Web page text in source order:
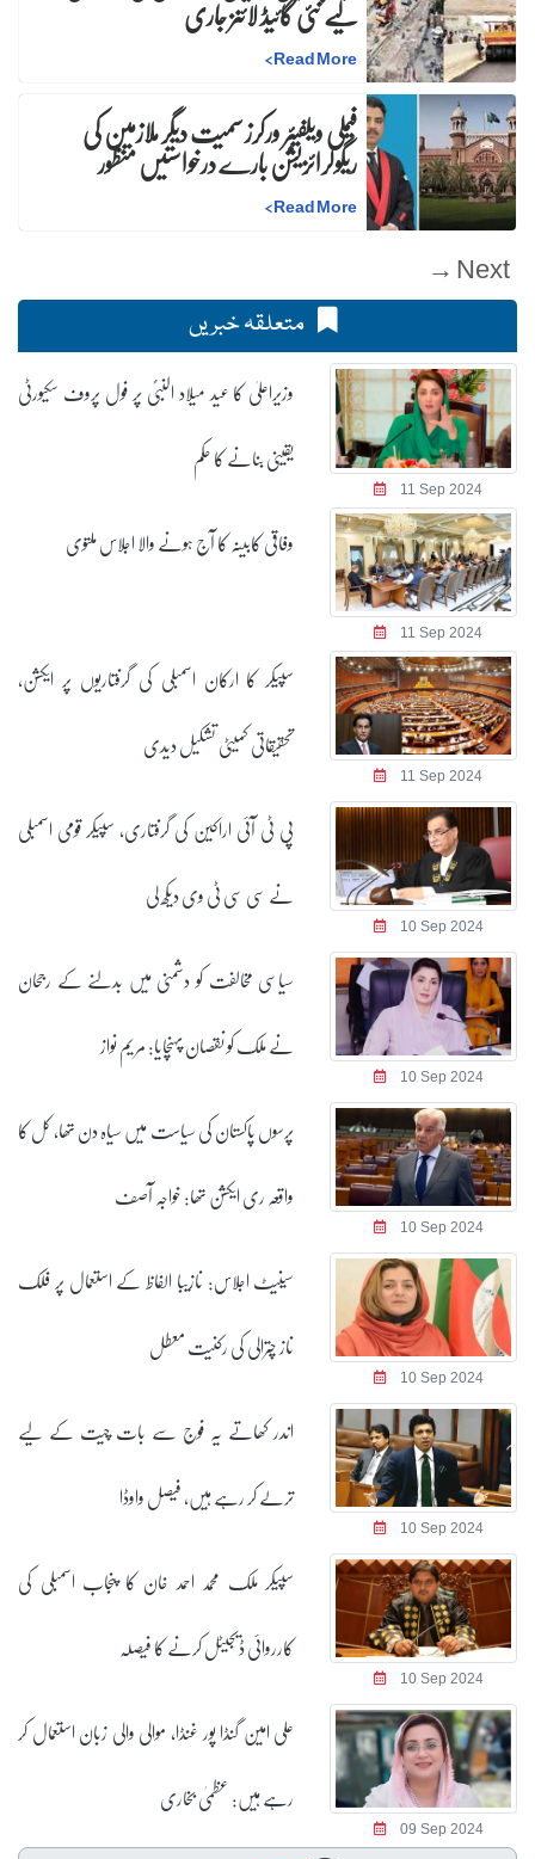
لیے نئی گائیڈ لائنز جاری
Read More
>
فیملی ویلفیئر ورکرز سمیت دیگر ملازمین کی
ریگولرائزیشن بارے درخواستیں منظور
Read More
>
Next →
متعلقہ خبریں
11 Sep 2024
وزیراعلیٰ کا عید میلاد النبیؐ پر فول پروف سکیورٹی
یقینی بنانے کا حکم
11 Sep 2024
وفاقی کابینہ کا آج ہونے والا اجلاس ملتوی
11 Sep 2024
سپیکر کا ارکان اسمبلی کی گرفتاریوں پر ایکشن،
تحقیقاتی کمیٹی تشکیل دیدی
10 Sep 2024
پی ٹی آئی اراکین کی گرفتاری، سپیکر قومی اسمبلی
نے سی سی ٹی وی دیکھ لی
10 Sep 2024
سیاسی مخالفت کو دشمنی میں بدلنے کے رجحان
نے ملک کو نقصان پہنچایا: مریم نواز
10 Sep 2024
پرسوں پاکستان کی سیاست میں سیاہ دن تھا، کل کا
واقعہ ری ایکشن تھا: خواجہ آصف
10 Sep 2024
سینیٹ اجلاس: نازیبا الفاظ کے استعمال پر فلک
ناز چترالی کی رکنیت معطل
10 Sep 2024
اندر کھاتے یہ فوج سے بات چیت کے لیے
ترلے کر رہے ہیں، فیصل واوڈا
10 Sep 2024
سپیکر ملک محمد احمد خان کا پنجاب اسمبلی کی
کارروائی ڈیجیٹل کرنے کا فیصلہ
09 Sep 2024
علی امین گنڈا پور غنڈا، موالی والی زبان استعمال کر
رہے ہیں: عظمیٰ بخاری